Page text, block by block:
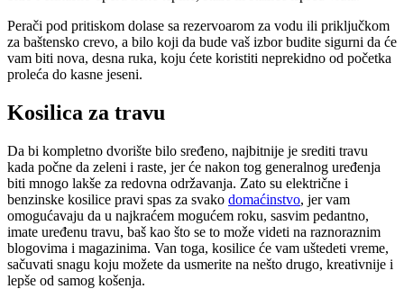
Perači pod pritiskom dolase sa rezervoarom za vodu ili priključkom
za baštensko crevo, a bilo koji da bude vaš izbor budite sigurni da će
vam biti nova, desna ruka, koju ćete koristiti neprekidno od početka
proleća do kasne jeseni.
Kosilica za travu
Da bi kompletno dvorište bilo sređeno, najbitnije je srediti travu
kada počne da zeleni i raste, jer će nakon tog generalnog uređenja
biti mnogo lakše za redovna održavanja. Zato su električne i
benzinske kosilice pravi spas za svako domaćinstvo, jer vam
omogućavaju da u najkraćem mogućem roku, sasvim pedantno,
imate uređenu travu, baš kao što se to može videti na raznoraznim
blogovima i magazinima. Van toga, kosilice će vam uštedeti vreme,
sačuvati snagu koju možete da usmerite na nešto drugo, kreativnije i
lepše od samog košenja.